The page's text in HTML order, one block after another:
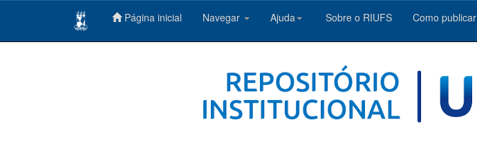
Página inicial Navegar Ajuda Sobre o RIUFS Como publicar